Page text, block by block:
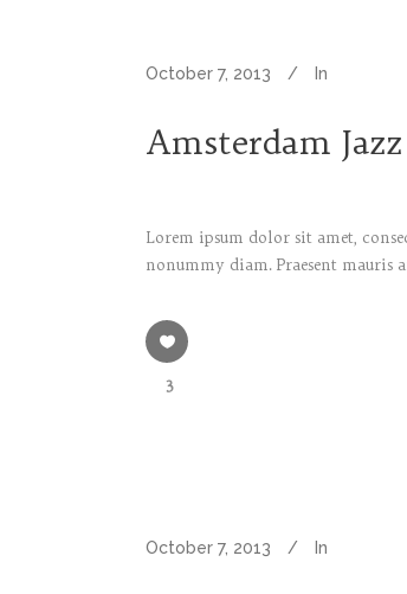
October 7, 2013 In
Amsterdam
Lorem ipsum dolor sit amet,
nonummy diam. Praesent mauris
3
October 7, 2013 In